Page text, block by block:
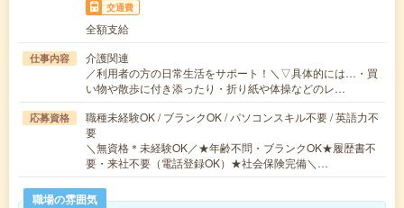
交通費
全額支給
仕事内容
介護関連
／利用者の方の日常生活をサポート！＼▽具体的には…・買
い物や散歩に付き添ったり・折り紙や体操などのレ…
応募資格
職種未経験OK / ブランクOK / パソコンスキル不要 / 英語力不
要
＼無資格＊未経験OK／★年齢不問・ブランクOK★履歴書不
要・来社不要（電話登録OK）★社会保険完備＼…
職場の雰囲気